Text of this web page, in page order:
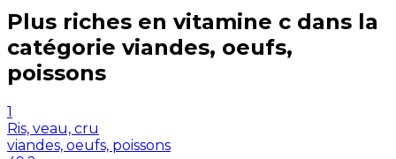
Plus riches en vitamine c dans la
catégorie viandes, oeufs,
poissons
1
Ris, veau, cru
viandes, oeufs, poissons